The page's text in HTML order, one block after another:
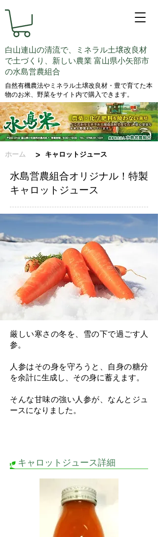
白山連山の清流で、ミネラル土壌改良材
で土づくり、新しい農業 富山県小矢部市
の水島営農組合
自然有機農法やミネラル土壌改良材・豊で育てた本
物のお米、野菜をサイト内で購入できます。
ホーム > キャロットジュース
水島営農組合オリジナル！特製
キャロットジュース
厳しい寒さの冬を、雪の下で過ごす人
参。
人参はその身を守ろうと、自身の糖分
を余計に生成し、その身に蓄えます。
そんな甘味の強い人参が、なんとジュ
ースになりました。
キャロットジュース詳細